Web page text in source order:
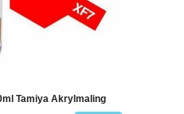
Tamiya Akrylmaling